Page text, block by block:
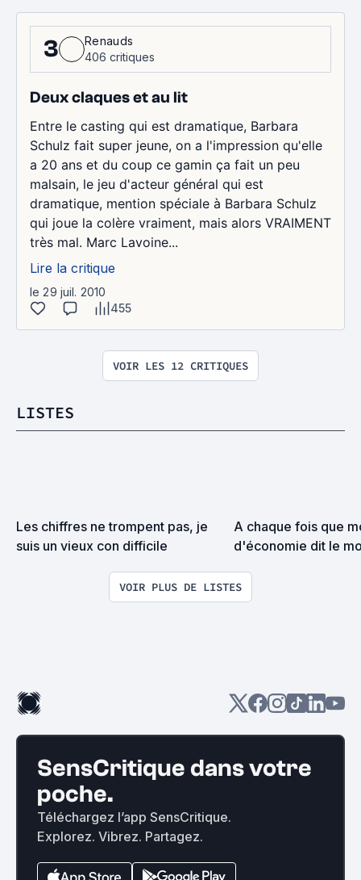
3
Renauds
406 critiques
Deux claques et au lit
Entre le casting qui est dramatique, Barbara
Schulz fait super jeune, on a l'impression qu'elle
a 20 ans et du coup ce gamin ça fait un peu
malsain, le jeu d'acteur général qui est
dramatique, mention spéciale à Barbara Schulz
qui joue la colère vraiment, mais alors VRAIMENT
très mal. Marc Lavoine...
Lire la critique
le 29 juil. 2010
455
VOIR LES 12 CRITIQUES
LISTES
Les chiffres ne trompent pas, je
suis un vieux con difficile
A chaque fois que
d'économie dit le
VOIR PLUS DE LISTES
SensCritique dans votre
poche.
Téléchargez l’app SensCritique.
Explorez. Vibrez. Partagez.